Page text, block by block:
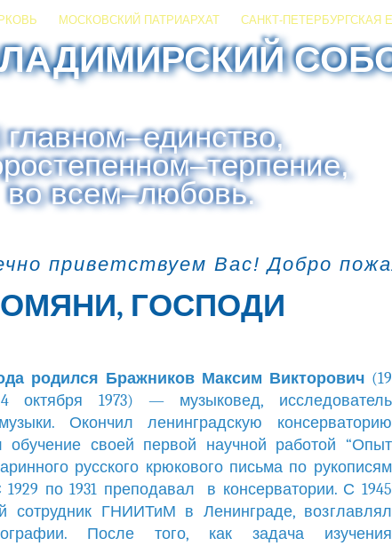
МОСКОВСКИЙ ПАТРИАРХАТ САНКТ-ПЕТЕРБУРГСКАЯ
–единство,
–терпение,
во всем–любовь.
приветствуем Вас! Добро
ГОСПОДИ
родился Бражников Максим Викторович (19
октября 1973) — музыковед, исследователь
Окончил ленинградскую консерваторию
обучение своей первой научной работой “Опыт
русского крюкового письма по рукописям
по 1931 преподавал в консерватории. С 1945
сотрудник ГНИИТиМ в Ленинграде, возглавлял
После того, как задача изучения